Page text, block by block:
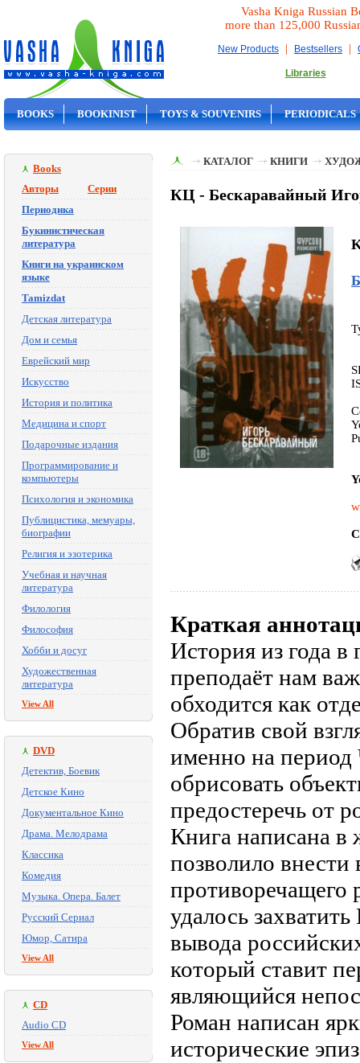
Vasha Kniga Russian
more than 125,000
New Products | Bestsellers |
Libraries
BOOKS BOOKINIST TOYS & SOUVENIRS PERIODICALS
Books
Авторы
Серии
Периодика
Букинистическая
литература
Книги на украинском
языке
Tamizdat
Детская литература
Дом и семья
Еврейский мир
Искусство
История и политика
Медицина и спорт
Подарочные издания
Программирование и
компьютеры
Психология и экономика
Публицистика, мемуары,
биографии
Религия и эзотерика
Учебная и научная
литература
Филология
Философия
Хобби и досуг
Художественная
литература
View All
DVD
Детектив, Боевик
Детское Кино
Документальное Кино
Драма. Мелодрама
Классика
Комедия
Музыка. Опера. Балет
Русский Сериал
Юмор, Сатира
View All
CD
Audio CD
View All
КАТАЛОГ КНИГИ
КЦ - Бескаравайный
Краткая
История из года в
преподаёт нам
обходится как
Обратив свой
именно на период
обрисовать
предостеречь от
Книга написана в
позволило внести
противоречащего
удалось
вывода
который ставит
являющийся
Роман написан
исторические